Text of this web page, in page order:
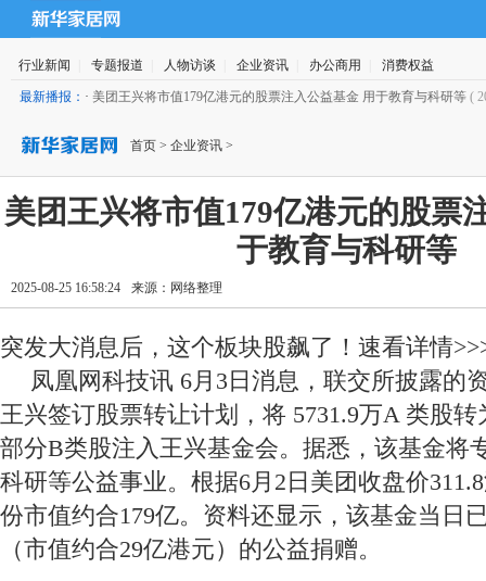
行业新闻 专题报道 人物访谈 企业资讯 办公商用 消费权益
最新播报： · 美团王兴将市值179亿港元的股票注入公益基金 用于教育与科研等 (
首页 > 企业资讯 >
美团王兴将市值179亿港元的股票
于教育与科研等
2025-08-25 16:58:24 来源： 网络整理
突发大消息后，这个板块股飙了！速看详情
凤凰网科技讯 6月3日消息，联交所披露的
王兴签订股票转让计划，将 5731.9万A 类股
部分B类股注入王兴基金会。据悉，该基金将
科研等公益事业。根据6月2日美团收盘价
份市值约合179亿。资料还显示，该基金当日
（市值约合29亿港元）的公益捐赠。